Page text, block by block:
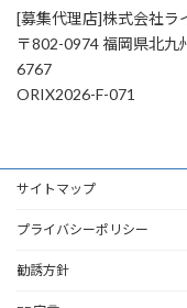
[募集代理店]株式会社ラ
〒802-0974 福岡県北
6767
ORIX2026-F-071
サイトマップ
プライバシーポリシー
勧誘方針